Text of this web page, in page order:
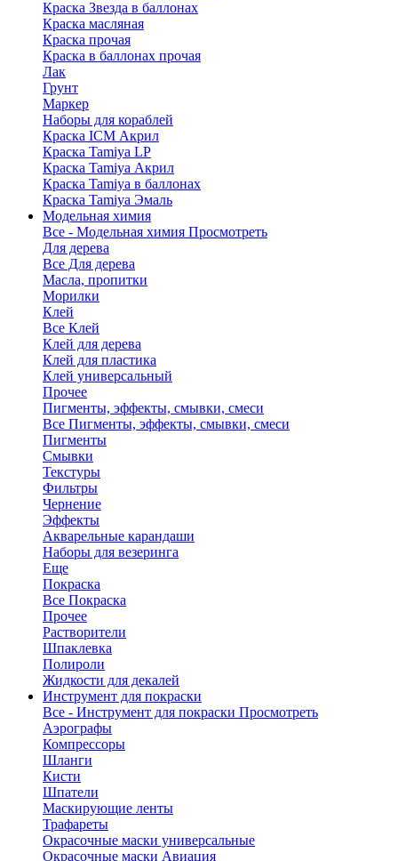
Краска Звезда в баллонах
Краска масляная
Краска прочая
Краска в баллонах прочая
Лак
Грунт
Маркер
Наборы для кораблей
Краска ICM Акрил
Краска Tamiya LP
Краска Tamiya Акрил
Краска Tamiya в баллонах
Краска Tamiya Эмаль
Модельная химия
Все - Модельная химия Просмотреть
Для дерева
Все Для дерева
Масла, пропитки
Морилки
Клей
Все Клей
Клей для дерева
Клей для пластика
Клей универсальный
Прочее
Пигменты, эффекты, смывки, смеси
Все Пигменты, эффекты, смывки, смеси
Пигменты
Смывки
Текстуры
Фильтры
Чернение
Эффекты
Акварельные карандаши
Наборы для везеринга
Еще
Покраска
Все Покраска
Прочее
Растворители
Шпаклевка
Полироли
Жидкости для декалей
Инструмент для покраски
Все - Инструмент для покраски Просмотреть
Аэрографы
Компрессоры
Шланги
Кисти
Шпатели
Маскирующие ленты
Трафареты
Окрасочные маски универсальные
Окрасочные маски Авиация